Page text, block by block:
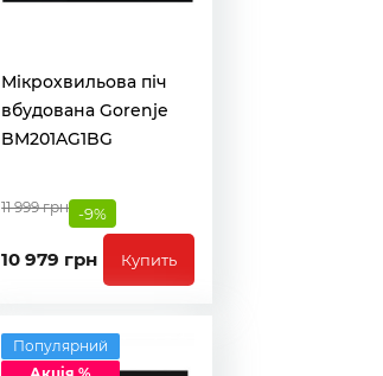
Мікрохвильова піч
вбудована Gorenje
BM201AG1BG
11 999 грн -9%
10 979 грн Купить
Популярний